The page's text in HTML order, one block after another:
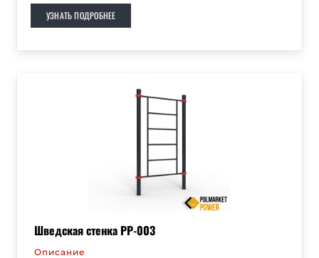
УЗНАТЬ ПОДРОБНЕЕ
Шведская стенка РР-003
Описание